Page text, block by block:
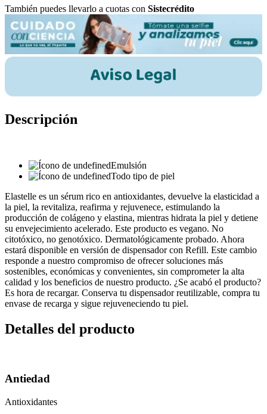
También puedes llevarlo a cuotas con Sistecrédito
Descripción
Emulsión
Todo tipo de piel
Elastelle es un sérum rico en antioxidantes, devuelve la elasticidad a
la piel, la revitaliza, reafirma y rejuvenece, estimulando la
producción de colágeno y elastina, mientras hidrata la piel y detiene
su envejecimiento acelerado. Este producto es vegano. No
citotóxico, no genotóxico. Dermatológicamente probado. Ahora
estará disponible en versión de dispensador con Refill. Este cambio
responde a nuestro compromiso de ofrecer soluciones más
sostenibles, económicas y convenientes, sin comprometer la alta
calidad y los beneficios de nuestro producto. ¿Se acabó el producto?
Es hora de recargar. Conserva tu dispensador reutilizable, compra tu
envase de recarga y sigue rejuveneciendo tu piel.
Detalles del producto
Antiedad
Antioxidantes